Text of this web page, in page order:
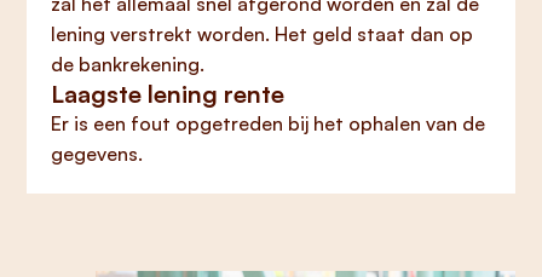
lening verstrekt worden. Het geld staat dan op
de bankrekening.
Laagste lening rente
Er is een fout opgetreden bij het ophalen van de
gegevens.